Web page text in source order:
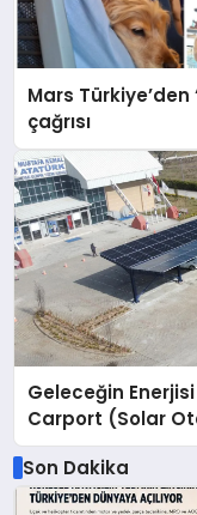
Mars
çağrısı
Geleceğin
Carport (Solar
Son Dakika